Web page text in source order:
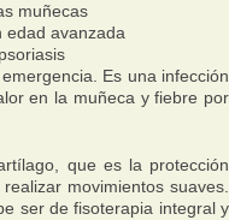
muñecas
edad avanzada
Es una infección
en la muñeca y fiebre por
que es la protección
movimientos suaves.
ser de fisoterapia integral y